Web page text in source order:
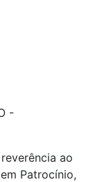
-
ao
Patrocínio,